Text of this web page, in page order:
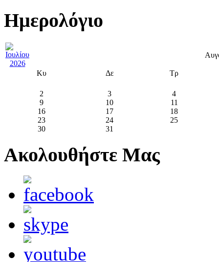
Ημερολόγιο
Κυ Δε Τρ
2 3
4
9
10
11
16
17
18
23
24
25
30
31
Ακολουθήστε Μας